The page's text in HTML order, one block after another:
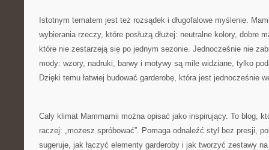
Istotnym tematem jest też rozsądek i długofalowe myślenie.
wybierania rzeczy, które posłużą dłużej: neutralne kolory, dobre
które nie zestarzeją się po jednym sezonie. Jednocześnie nie
mody: wzory, nadruki, barwy i motywy są mile widziane, tylko
Dzięki temu łatwiej budować garderobę, która jest jednocześnie
Cały klimat Mammamii można opisać jako inspirujący. To blog,
raczej: „możesz spróbować”. Pomaga odnaleźć styl bez presji,
sugeruje, jak łączyć elementy garderoby i jak tworzyć zestawy